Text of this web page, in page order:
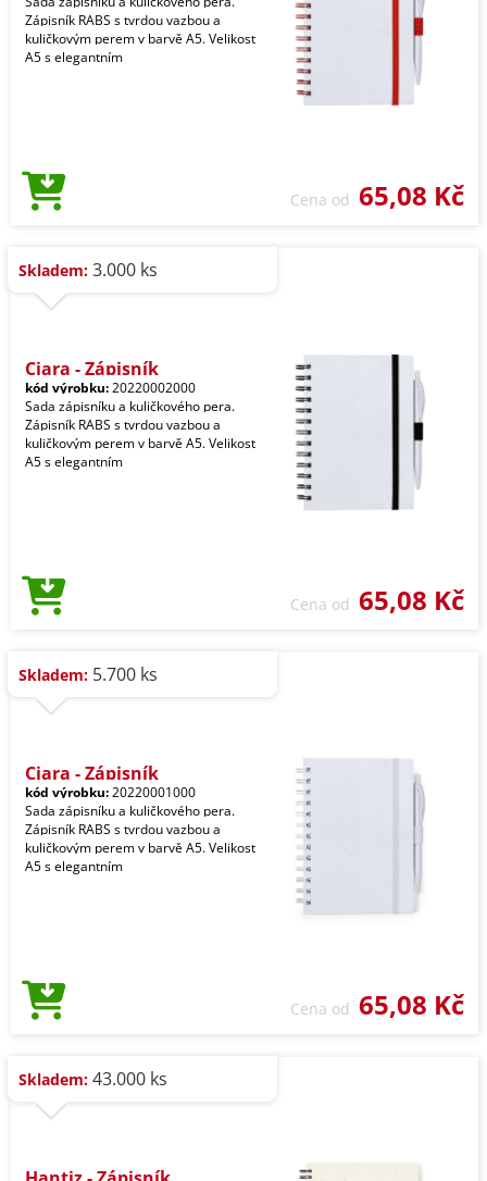
Zápisník RABS s tvrdou vazbou a
kuličkovým perem v barvě A5. Velikost
A5 s elegantním
Cena od 65,08 Kč
Skladem: 3.000 ks
Ciara - Zápisník
kód výrobku:20220002000
Sada zápisníku a kuličkového pera.
Zápisník RABS s tvrdou vazbou a
kuličkovým perem v barvě A5. Velikost
A5 s elegantním
Cena od 65,08 Kč
Skladem: 5.700 ks
Ciara - Zápisník
kód výrobku:20220001000
Sada zápisníku a kuličkového pera.
Zápisník RABS s tvrdou vazbou a
kuličkovým perem v barvě A5. Velikost
A5 s elegantním
Cena od 65,08 Kč
Skladem: 43.000 ks